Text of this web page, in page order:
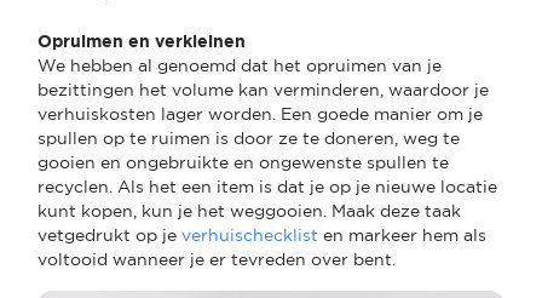
Opruimen en verkleinen
We hebben al genoemd dat het opruimen van je
bezittingen het volume kan verminderen, waardoor je
verhuiskosten lager worden. Een goede manier om je
spullen op te ruimen is door ze te doneren, weg te
gooien en ongebruikte en ongewenste spullen te
recyclen. Als het een item is dat je op je nieuwe locatie
kunt kopen, kun je het weggooien. Maak deze taak
vetgedrukt op je verhuischecklist en markeer hem als
voltooid wanneer je er tevreden over bent.